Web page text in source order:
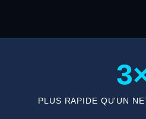
PLUS RAPIDE QU'UN